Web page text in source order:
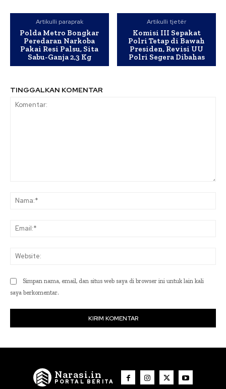
Artikulli paraprak
Polda Metro Bongkar
Peredaran Narkoba
Pakai Resi Palsu, Sita
Sabu-Ganja 2,3 Kg
Artikulli tjetër
Komisi III Sepakat
Polri Tetap di Bawah
Presiden, Revisi UU
Polri Segera Dibahas
TINGGALKAN KOMENTAR
Simpan nama, email, dan situs web saya di browser ini untuk lain kali
saya berkomentar.
Narasi.in
PORTAL BERITA